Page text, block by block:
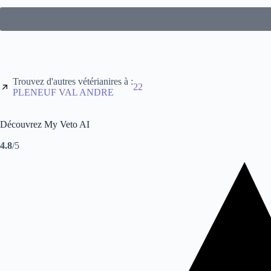
Trouvez d'autres vétérianires à :
PLENEUF VAL ANDRE
22
Découvrez My Veto AI
4.8/5